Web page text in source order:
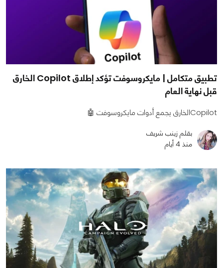
تطبيق متكامل | مايكروسوفت تؤكد إطلاق Copilot الخارق
قبل نهاية العام
Copilotالخارق يجمع أدوات مايكروسوفت 🤖
بقلم زينب شريف
منذ 4 أيام